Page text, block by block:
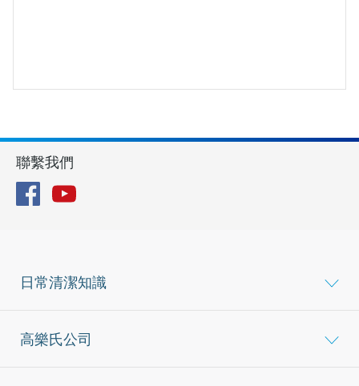
日常清潔知識
高樂氏公司
聯繫我們
FacebookYouTube